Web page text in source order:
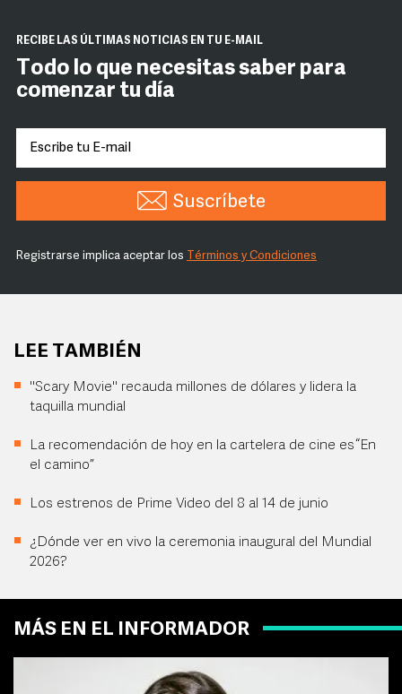
RECIBE LAS ÚLTIMAS NOTICIAS EN TU E-MAIL
Todo lo que necesitas saber para
comenzar tu día
Suscríbete
Registrarse implica aceptar los Términos y Condiciones
LEE TAMBIÉN
"Scary Movie" recauda millones de dólares y lidera la
taquilla mundial
La recomendación de hoy en la cartelera de cine es “En
el camino”
Los estrenos de Prime Video del 8 al 14 de junio
¿Dónde ver en vivo la ceremonia inaugural del Mundial
2026?
MÁS EN EL INFORMADOR